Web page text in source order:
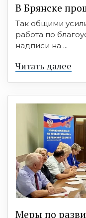
В Брянске
Так общими
работа по
надписи на ...
Читать далее
Меры по